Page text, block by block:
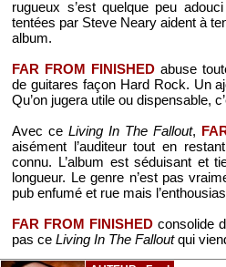
rugueux s’est quelque peu
tentées par Steve Neary aident à
album.
FAR FROM FINISHED abuse
de guitares façon Hard Rock. Un
Qu’on jugera utile ou dispensable,
Avec ceLiving In The Fallout,
aisément l’auditeur tout en
connu. L’album est séduisant et
longueur. Le genre n’est pas
pub enfumé et rue mais
FAR FROM FINISHED consolide
pas ceLiving In The Falloutqui